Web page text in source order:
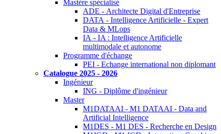
Mastère spécialisé
ADE - Architecte Digital d'Entreprise
DATA - Intelligence Artificielle - Expert
Data & MLops
IA - IA : Intelligence Artificielle
multimodale et autonome
Programme d'échange
PEI - Echange international non diplomant
Catalogue 2025 - 2026
Ingénieur
ING - Diplôme d'ingénieur
Master
M1DATAAI - M1 DATAAI - Data and
Artificial Intelligence
M1DES - M1 DES - Recherche en Design